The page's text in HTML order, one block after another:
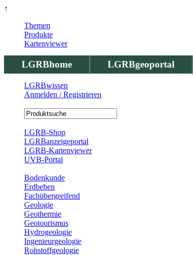
↑
LGRBhome LGRBgeoportal
Themen
Produkte
Kartenviewer
LGRBwissen
Anmelden / Registrieren
LGRB-Shop
LGRBanzeigeportal
LGRB-Kartenviewer
UVB-Portal
Bodenkunde
Erdbeben
Fachübergreifend
Geologie
Geothermie
Geotourismus
Hydrogeologie
Ingenieurgeologie
Rohstoffgeologie